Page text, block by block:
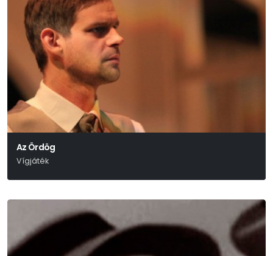
Az Ördög
Vígjáték